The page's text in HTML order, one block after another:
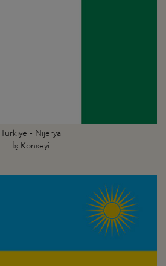
Türkiye - Nijerya
İş Konseyi